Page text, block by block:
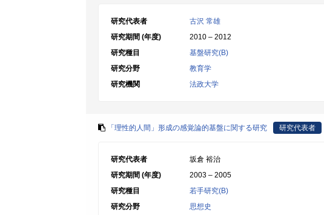
研究代表者
古沢 常雄
研究期間 (年度)
2010 – 2012
研究種目
基盤研究(B)
研究分野
教育学
研究機関
法政大学
「理性的人間」形成の感覚論的基盤に関する研究 研究代表者
研究代表者
坂倉 裕治
研究期間 (年度)
2003 – 2005
研究種目
若手研究(B)
研究分野
思想史